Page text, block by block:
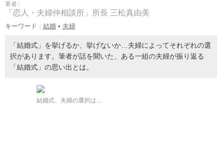
著者 :
「恋人・夫婦仲相談所」所長 三松真由美
キーワード : 結婚 • 夫婦
「結婚式」を挙げるか、挙げないか…夫婦によってそれぞれの選
択があります。筆者が話を聞いた、ある一組の夫婦が振り返る
「結婚式」の思い出とは。
結婚式、夫婦の選択は…